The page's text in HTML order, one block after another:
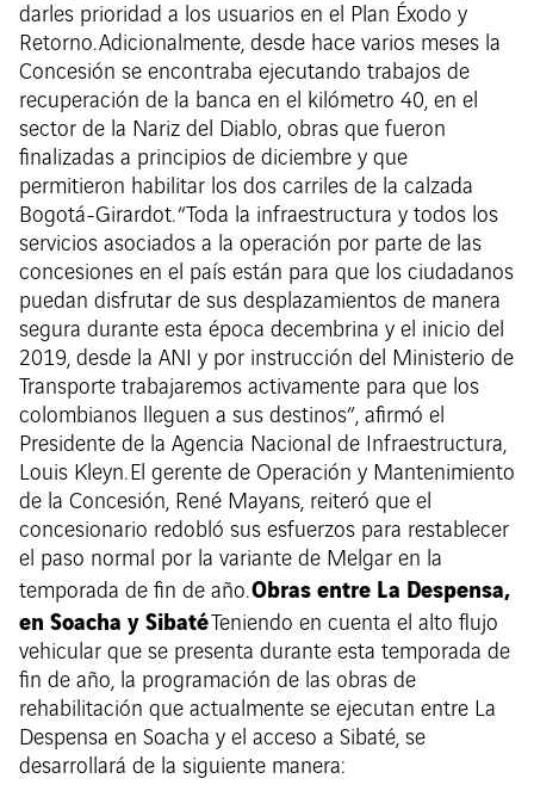
darles prioridad a los usuarios en el Plan Éxodo y
Retorno. Adicionalmente, desde hace varios meses la
Concesión se encontraba ejecutando trabajos de
recuperación de la banca en el kilómetro 40, en el
sector de la Nariz del Diablo, obras que fueron
finalizadas a principios de diciembre y que
permitieron habilitar los dos carriles de la calzada
Bogotá-Girardot. “Toda la infraestructura y todos los
servicios asociados a la operación por parte de las
concesiones en el país están para que los ciudadanos
puedan disfrutar de sus desplazamientos de manera
segura durante esta época decembrina y el inicio del
2019, desde la ANI y por instrucción del Ministerio de
Transporte trabajaremos activamente para que los
colombianos lleguen a sus destinos”, afirmó el
Presidente de la Agencia Nacional de Infraestructura,
Louis Kleyn. El gerente de Operación y Mantenimiento
de la Concesión, René Mayans, reiteró que el
concesionario redobló sus esfuerzos para restablecer
el paso normal por la variante de Melgar en la
temporada de fin de año.Obras entre La Despensa,
en Soacha y Sibaté Teniendo en cuenta el alto flujo
vehicular que se presenta durante esta temporada de
fin de año, la programación de las obras de
rehabilitación que actualmente se ejecutan entre La
Despensa en Soacha y el acceso a Sibaté, se
desarrollará de la siguiente manera: